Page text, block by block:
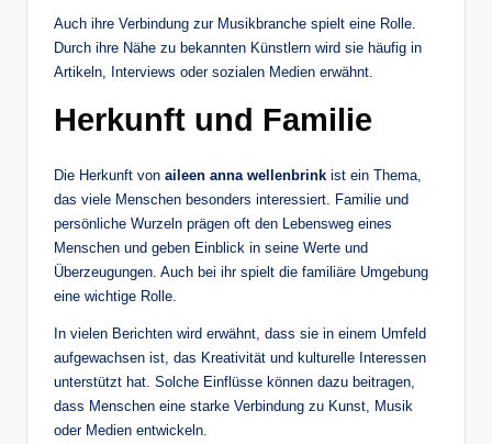
Auch ihre Verbindung zur Musikbranche spielt eine Rolle.
Durch ihre Nähe zu bekannten Künstlern wird sie häufig in
Artikeln, Interviews oder sozialen Medien erwähnt.
Herkunft und Familie
Die Herkunft von aileen anna wellenbrink ist ein Thema,
das viele Menschen besonders interessiert. Familie und
persönliche Wurzeln prägen oft den Lebensweg eines
Menschen und geben Einblick in seine Werte und
Überzeugungen. Auch bei ihr spielt die familiäre Umgebung
eine wichtige Rolle.
In vielen Berichten wird erwähnt, dass sie in einem Umfeld
aufgewachsen ist, das Kreativität und kulturelle Interessen
unterstützt hat. Solche Einflüsse können dazu beitragen,
dass Menschen eine starke Verbindung zu Kunst, Musik
oder Medien entwickeln.